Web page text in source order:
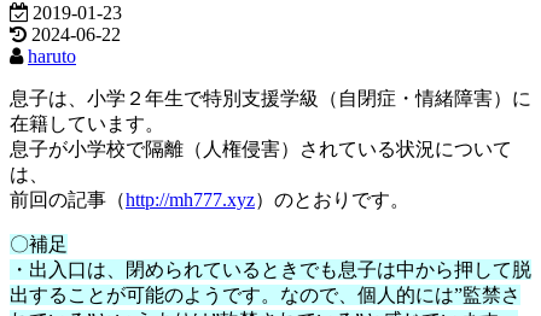
2019-01-23
2024-06-22
haruto
息子は、小学２年生で特別支援学級（自閉症・情緒障害）に
在籍しています。
息子が小学校で隔離（人権侵害）されている状況について
は、
前回の記事（http://mh777.xyz）のとおりです。
〇補足
・出入口は、閉められているときでも息子は中から押して脱
出することが可能のようです。なので、個人的には”監禁さ